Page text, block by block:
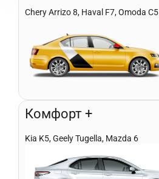
Chery Arrizo 8, Haval F7, Omoda C5
Комфорт +
Kia K5, Geely Tugella, Mazda 6